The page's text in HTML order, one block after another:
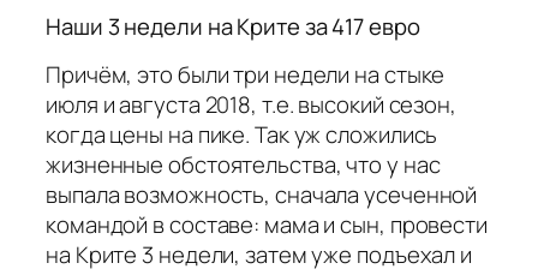
Наши 3 недели на Крите за 417 евро
Причём, это были три недели на стыке
июля и августа 2018, т.е. высокий сезон,
когда цены на пике. Так уж сложились
жизненные обстоятельства, что у нас
выпала возможность, сначала усеченной
командой в составе: мама и сын, провести
на Крите 3 недели, затем уже подъехал и